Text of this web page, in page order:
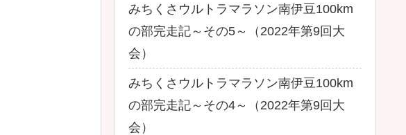
みちくさウルトラマラソン南伊豆100km
の部完走記～その5～（2022年第9回大
会）
みちくさウルトラマラソン南伊豆100km
の部完走記～その4～（2022年第9回大
会）